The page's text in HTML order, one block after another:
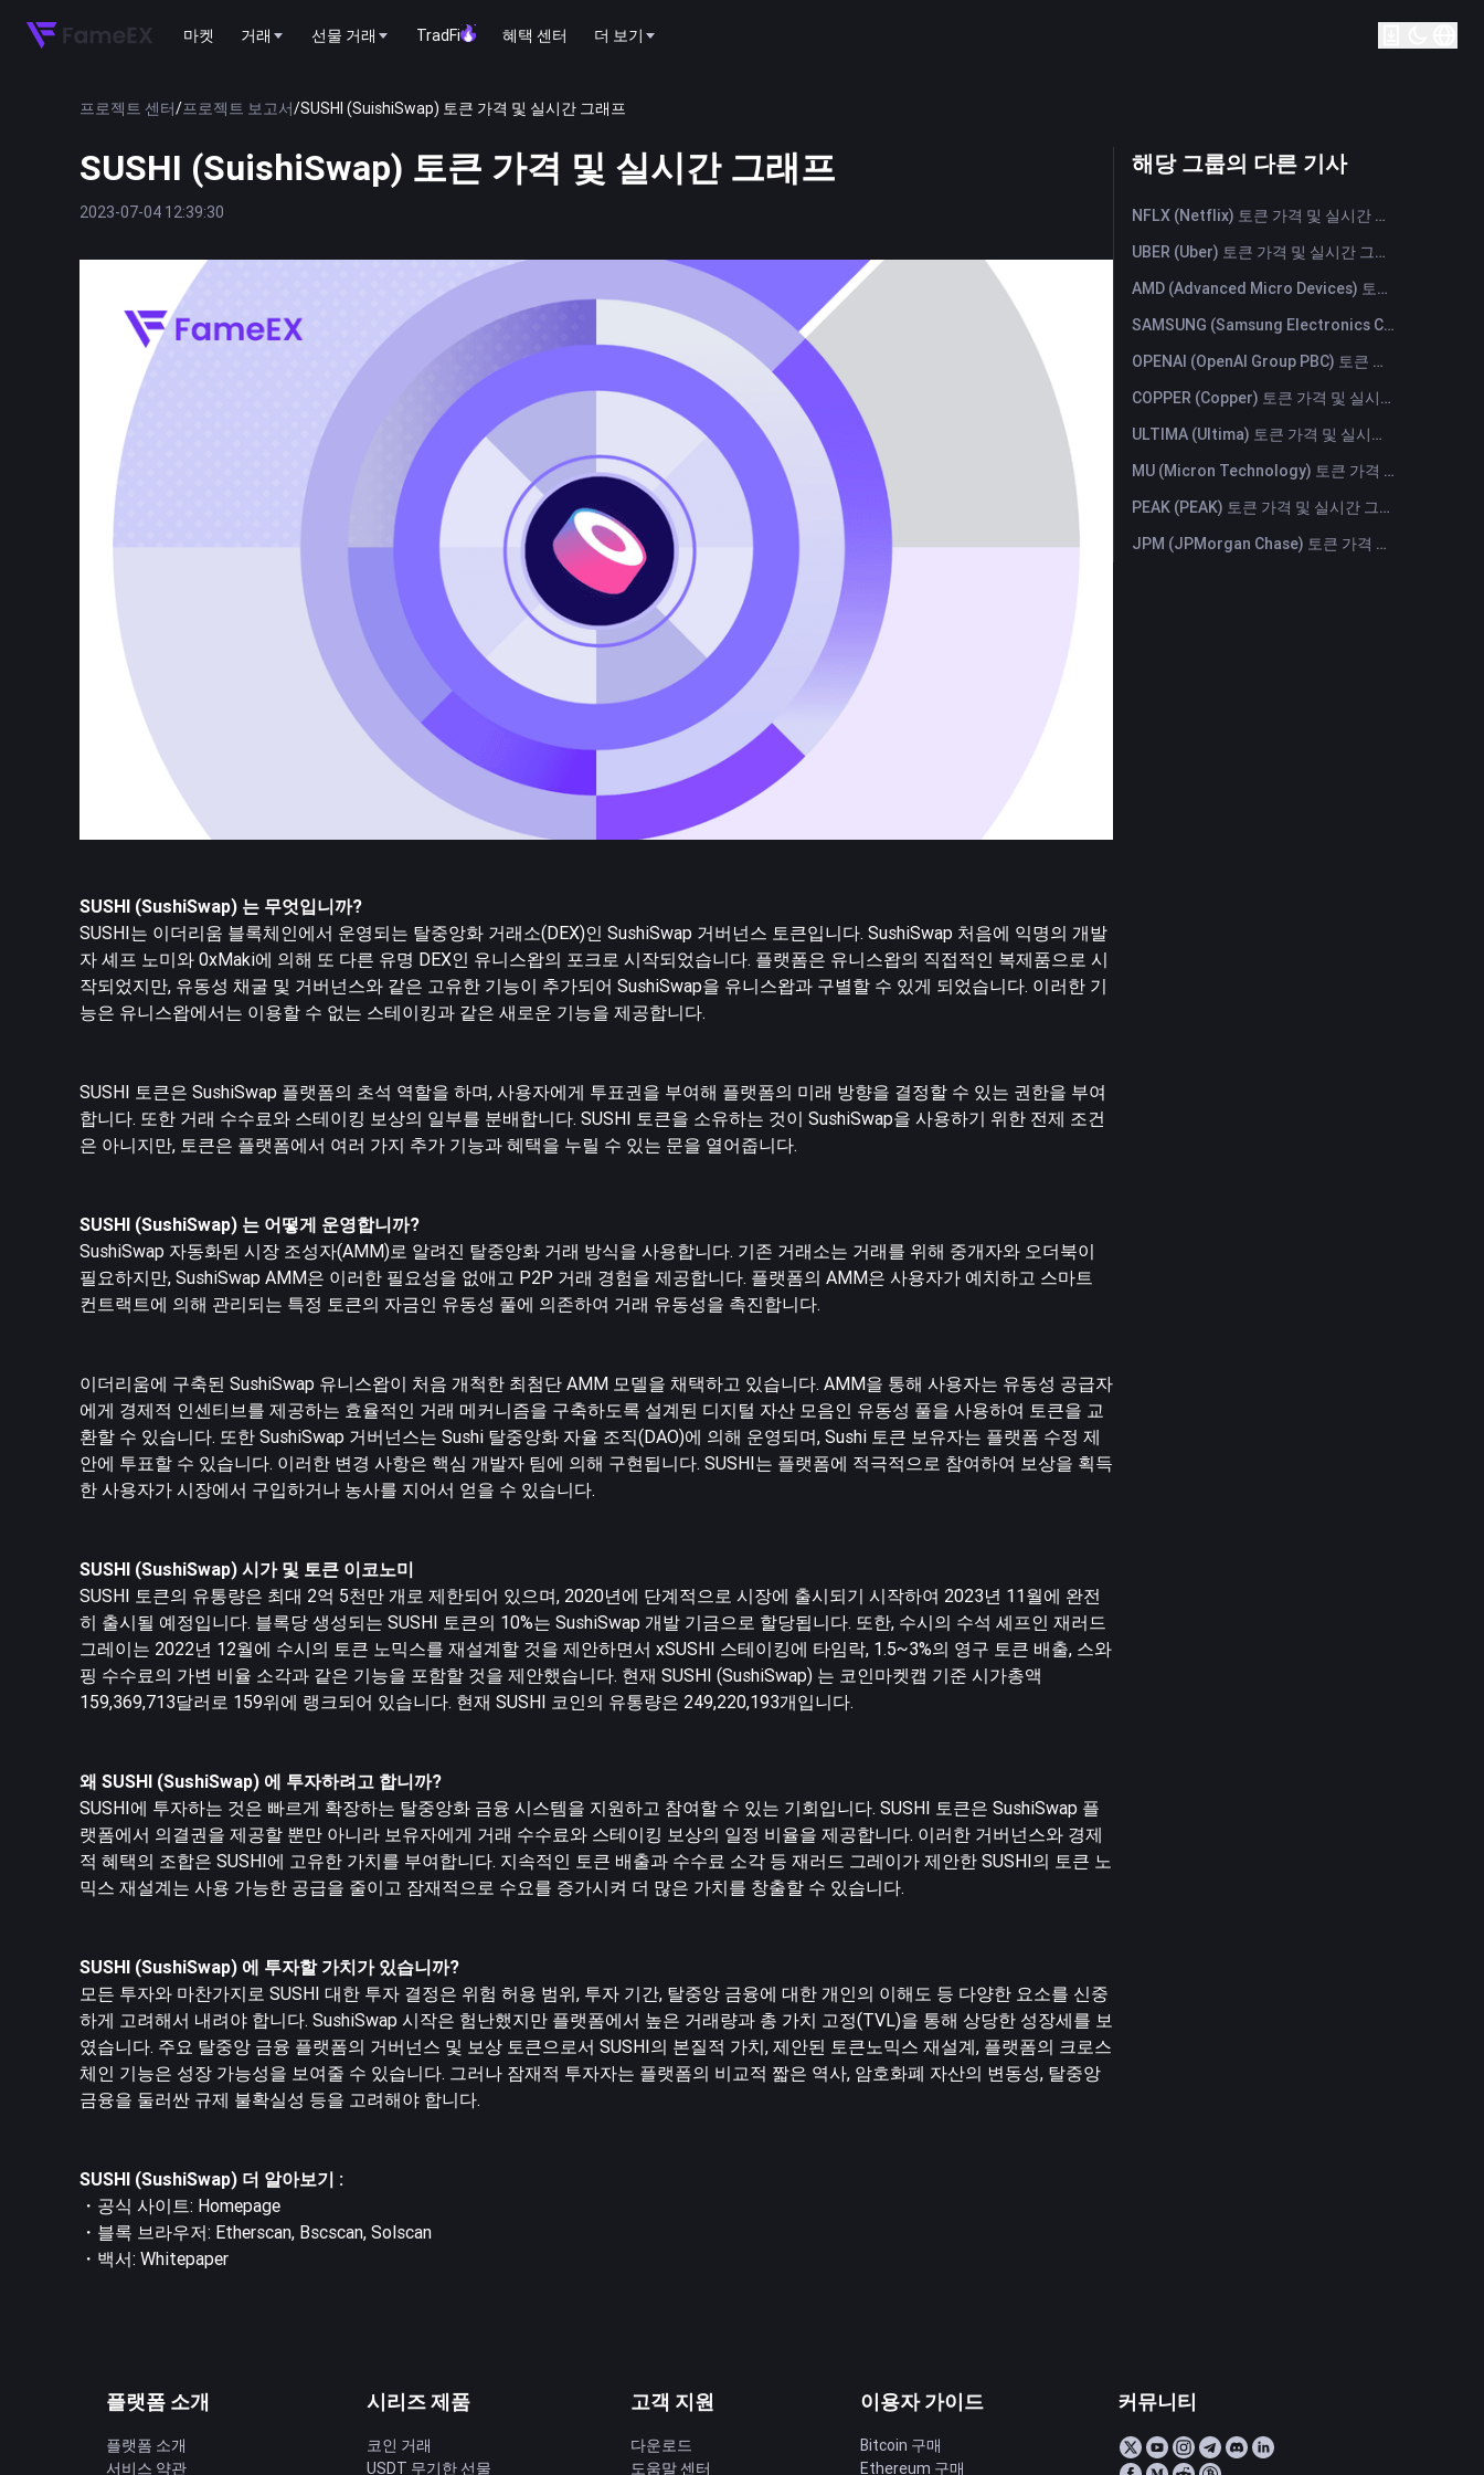
마켓 거래 선물 거래 TradFi 혜택 센터 더 보기
프로젝트 센터/프로젝트 보고서/SUSHI (SuishiSwap) 토큰 가격 및 실시간 그래프
SUSHI (SuishiSwap) 토큰 가격 및 실시간 그래프
2023-07-04 12:39:30
SUSHI (SushiSwap) 는 무엇입니까?
SUSHI는 이더리움 블록체인에서 운영되는 탈중앙화 거래소(DEX)인 SushiSwap 거버넌스 토큰입니다. SushiSwap 처음에 익명의 개발
자 셰프 노미와 0xMaki에 의해 또 다른 유명 DEX인 유니스왑의 포크로 시작되었습니다. 플랫폼은 유니스왑의 직접적인 복제품으로 시
작되었지만, 유동성 채굴 및 거버넌스와 같은 고유한 기능이 추가되어 SushiSwap을 유니스왑과 구별할 수 있게 되었습니다. 이러한 기
능은 유니스왑에서는 이용할 수 없는 스테이킹과 같은 새로운 기능을 제공합니다.
SUSHI 토큰은 SushiSwap 플랫폼의 초석 역할을 하며, 사용자에게 투표권을 부여해 플랫폼의 미래 방향을 결정할 수 있는 권한을 부여
합니다. 또한 거래 수수료와 스테이킹 보상의 일부를 분배합니다. SUSHI 토큰을 소유하는 것이 SushiSwap을 사용하기 위한 전제 조건
은 아니지만, 토큰은 플랫폼에서 여러 가지 추가 기능과 혜택을 누릴 수 있는 문을 열어줍니다.
SUSHI (SushiSwap) 는 어떻게 운영합니까?
SushiSwap 자동화된 시장 조성자(AMM)로 알려진 탈중앙화 거래 방식을 사용합니다. 기존 거래소는 거래를 위해 중개자와 오더북이
필요하지만, SushiSwap AMM은 이러한 필요성을 없애고 P2P 거래 경험을 제공합니다. 플랫폼의 AMM은 사용자가 예치하고 스마트
컨트랙트에 의해 관리되는 특정 토큰의 자금인 유동성 풀에 의존하여 거래 유동성을 촉진합니다.
이더리움에 구축된 SushiSwap 유니스왑이 처음 개척한 최첨단 AMM 모델을 채택하고 있습니다. AMM을 통해 사용자는 유동성 공급자
에게 경제적 인센티브를 제공하는 효율적인 거래 메커니즘을 구축하도록 설계된 디지털 자산 모음인 유동성 풀을 사용하여 토큰을 교
환할 수 있습니다. 또한 SushiSwap 거버넌스는 Sushi 탈중앙화 자율 조직(DAO)에 의해 운영되며, Sushi 토큰 보유자는 플랫폼 수정 제
안에 투표할 수 있습니다. 이러한 변경 사항은 핵심 개발자 팀에 의해 구현됩니다. SUSHI는 플랫폼에 적극적으로 참여하여 보상을 획득
한 사용자가 시장에서 구입하거나 농사를 지어서 얻을 수 있습니다.
SUSHI (SushiSwap) 시가 및 토큰 이코노미
SUSHI 토큰의 유통량은 최대 2억 5천만 개로 제한되어 있으며, 2020년에 단계적으로 시장에 출시되기 시작하여 2023년 11월에 완전
히 출시될 예정입니다. 블록당 생성되는 SUSHI 토큰의 10%는 SushiSwap 개발 기금으로 할당됩니다. 또한, 수시의 수석 셰프인 재러드
그레이는 2022년 12월에 수시의 토큰 노믹스를 재설계할 것을 제안하면서 xSUSHI 스테이킹에 타임락, 1.5~3%의 영구 토큰 배출, 스와
핑 수수료의 가변 비율 소각과 같은 기능을 포함할 것을 제안했습니다. 현재 SUSHI (SushiSwap) 는 코인마켓캡 기준 시가총액
159,369,713달러로 159위에 랭크되어 있습니다. 현재 SUSHI 코인의 유통량은 249,220,193개입니다.
왜 SUSHI (SushiSwap) 에 투자하려고 합니까?
SUSHI에 투자하는 것은 빠르게 확장하는 탈중앙화 금융 시스템을 지원하고 참여할 수 있는 기회입니다. SUSHI 토큰은 SushiSwap 플
랫폼에서 의결권을 제공할 뿐만 아니라 보유자에게 거래 수수료와 스테이킹 보상의 일정 비율을 제공합니다. 이러한 거버넌스와 경제
적 혜택의 조합은 SUSHI에 고유한 가치를 부여합니다. 지속적인 토큰 배출과 수수료 소각 등 재러드 그레이가 제안한 SUSHI의 토큰 노
믹스 재설계는 사용 가능한 공급을 줄이고 잠재적으로 수요를 증가시켜 더 많은 가치를 창출할 수 있습니다.
SUSHI (SushiSwap) 에 투자할 가치가 있습니까?
모든 투자와 마찬가지로 SUSHI 대한 투자 결정은 위험 허용 범위, 투자 기간, 탈중앙 금융에 대한 개인의 이해도 등 다양한 요소를 신중
하게 고려해서 내려야 합니다. SushiSwap 시작은 험난했지만 플랫폼에서 높은 거래량과 총 가치 고정(TVL)을 통해 상당한 성장세를 보
였습니다. 주요 탈중앙 금융 플랫폼의 거버넌스 및 보상 토큰으로서 SUSHI의 본질적 가치, 제안된 토큰노믹스 재설계, 플랫폼의 크로스
체인 기능은 성장 가능성을 보여줄 수 있습니다. 그러나 잠재적 투자자는 플랫폼의 비교적 짧은 역사, 암호화폐 자산의 변동성, 탈중앙
금융을 둘러싼 규제 불확실성 등을 고려해야 합니다.
SUSHI (SushiSwap) 더 알아보기 :
・공식 사이트: Homepage
・블록 브라우저: Etherscan, Bscscan, Solscan
・백서: Whitepaper
해당 그룹의 다른 기사
NFLX (Netflix) 토큰 가격 및 실시간 그래프
UBER (Uber) 토큰 가격 및 실시간 그래프
AMD (Advanced Micro Devices) 토큰 가격 및 실시간 그래프
SAMSUNG (Samsung Electronics Co., Ltd) 토큰 가격 및 실시간 그래프
OPENAI (OpenAI Group PBC) 토큰 가격 및 실시간 그래프
COPPER (Copper) 토큰 가격 및 실시간 그래프
ULTIMA (Ultima) 토큰 가격 및 실시간 그래프
MU (Micron Technology) 토큰 가격 및 실시간 그래프
PEAK (PEAK) 토큰 가격 및 실시간 그래프
JPM (JPMorgan Chase) 토큰 가격 및 실시간 그래프
플랫폼 소개
플랫폼 소개
서비스 약관
시리즈 제품
코인 거래
USDT 무기한 선물
고객 지원
다운로드
도움말 센터
이용자 가이드
Bitcoin 구매
Ethereum 구매
커뮤니티